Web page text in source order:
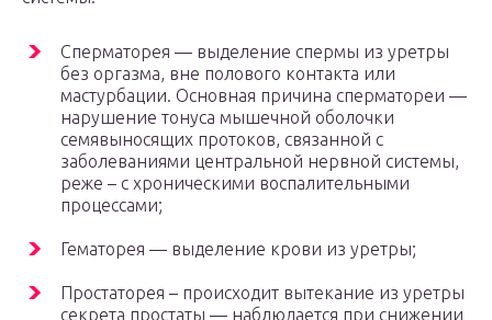
Сперматорея — выделение спермы из уретры
без оргазма, вне полового контакта или
мастурбации. Основная причина сперматореи —
нарушение тонуса мышечной оболочки
семявыносящих протоков, связанной с
заболеваниями центральной нервной системы,
реже – с хроническими воспалительными
процессами;
Гематорея — выделение крови из уретры;
Простаторея – происходит вытекание из уретры
секрета простаты — наблюдается при снижении